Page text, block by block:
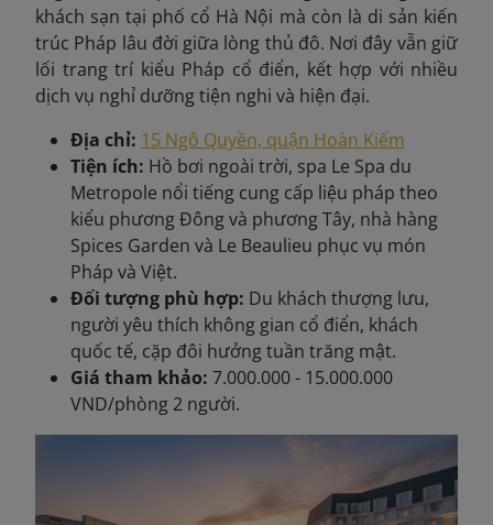
khách sạn tại phố cổ Hà Nội mà còn là di sản kiến
trúc Pháp lâu đời giữa lòng thủ đô. Nơi đây vẫn giữ
lối trang trí kiểu Pháp cổ điển, kết hợp với nhiều
dịch vụ nghỉ dưỡng tiện nghi và hiện đại.
Địa chỉ: 15 Ngô Quyền, quận Hoàn Kiếm
Tiện ích: Hồ bơi ngoài trời, spa Le Spa du
Metropole nổi tiếng cung cấp liệu pháp theo
kiểu phương Đông và phương Tây, nhà hàng
Spices Garden và Le Beaulieu phục vụ món
Pháp và Việt.
Đối tượng phù hợp: Du khách thượng lưu,
người yêu thích không gian cổ điển, khách
quốc tế, cặp đôi hưởng tuần trăng mật.
Giá tham khảo: 7.000.000 - 15.000.000
VND/phòng 2 người.